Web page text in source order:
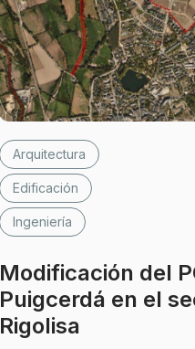
Arquitectura
Edificación
Ingeniería
Modificación del
Puigcerdá en el
Rigolisa